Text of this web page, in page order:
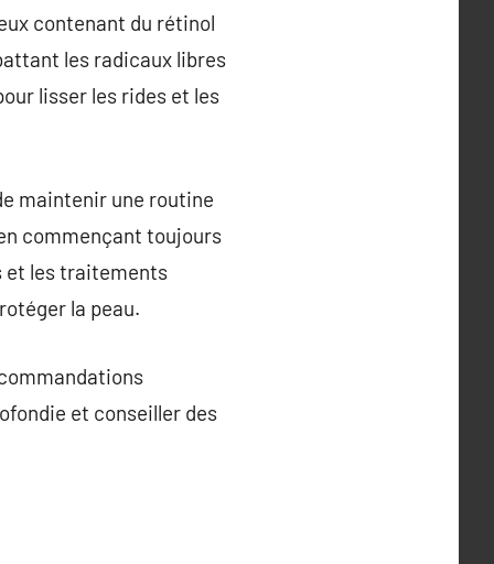
contenant du rétinol
les radicaux libres
lisser les rides et les
maintenir une routine
commençant toujours
et les traitements
la peau.
et conseiller des